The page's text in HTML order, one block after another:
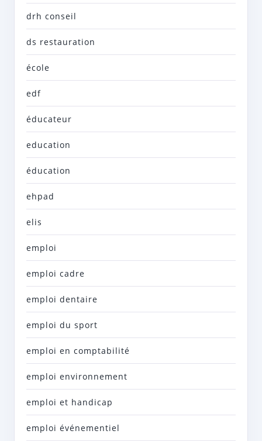
drh conseil
ds restauration
école
edf
éducateur
education
éducation
ehpad
elis
emploi
emploi cadre
emploi dentaire
emploi du sport
emploi en comptabilité
emploi environnement
emploi et handicap
emploi événementiel